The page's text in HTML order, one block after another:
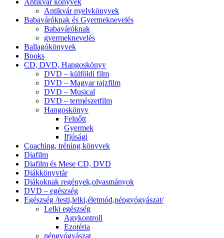
Antikvár könyvek
Antikvár nyelvkönyvek
Babaváróknak és Gyermeknevelés
Babaváróknak
gyermeknevelés
Ballagókönyvek
Books
CD, DVD, Hangoskönyv
DVD – külföldi film
DVD – Magyar rajzfilm
DVD – Musical
DVD – természetfilm
Hangoskönyv
Felnőtt
Gyermek
Ifjúsági
Coaching, tréning könyvek
Diafilm
Diafilm és Mese CD, DVD
Diákkönyvtár
Diákoknak regények,olvasmányok
DVD – egészség
Egészség /testi,lelki,életmód,népgyógyászat/
Lelki egészség
Agykontroll
Ezotéria
népgyógyászat